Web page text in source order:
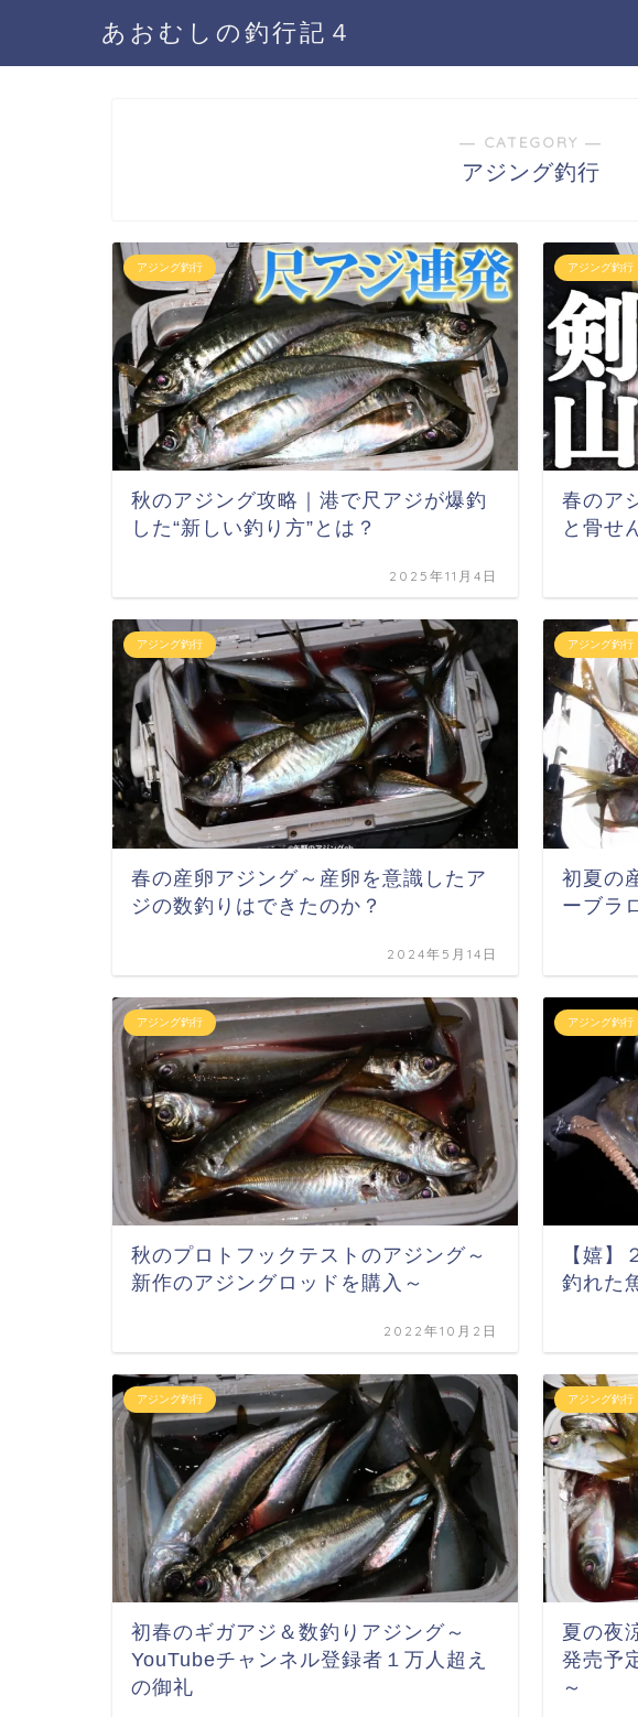
あおむしの釣行記４
― CATEGORY ―
アジング釣行
アジング釣行
秋のアジング攻略｜港で尺アジが爆釣
した“新しい釣り方”とは？
2025年11月4日
アジング釣行
春のア
と骨せ
アジング釣行
春の産卵アジング～産卵を意識したア
ジの数釣りはできたのか？
2024年5月14日
アジング釣行
初夏の
ーブラ
アジング釣行
秋のプロトフックテストのアジング～
新作のアジングロッドを購入～
2022年10月2日
アジング釣行
【嬉
釣れた
アジング釣行
初春のギガアジ＆数釣りアジング～
YouTubeチャンネル登録者１万人超え
の御礼
アジング釣行
夏の夜
発売予
～